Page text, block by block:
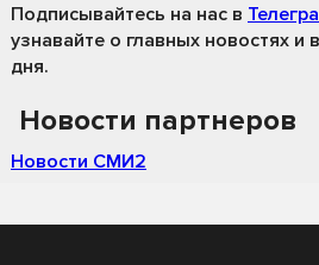
Подписывайтесь на нас в
узнавайте о главных новостях
дня.
Новости партнеров
Новости СМИ2